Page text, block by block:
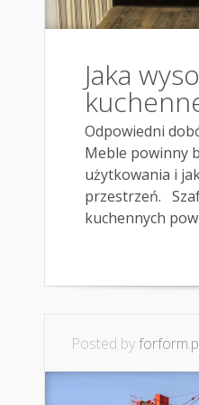
Jaka
Odpowiedni
Meble powinny
użytkowania i
przestrzeń.
kuchennych
Posted by